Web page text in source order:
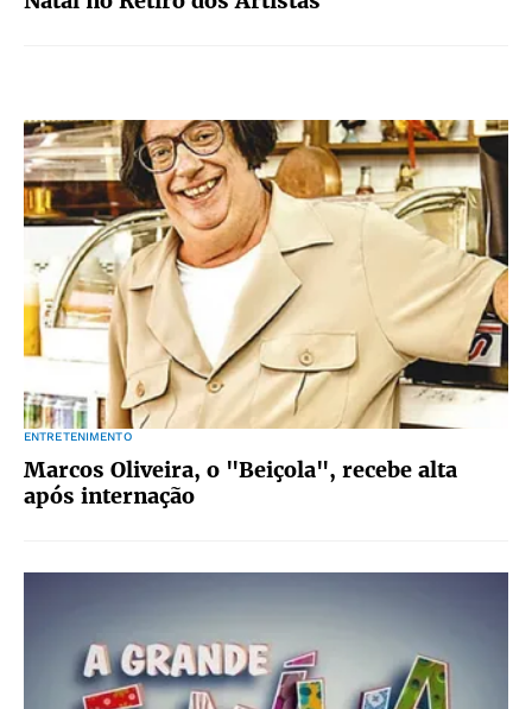
ENTRETENIMENTO
Marcos Oliveira, o "Beiçola", recebe alta
após internação